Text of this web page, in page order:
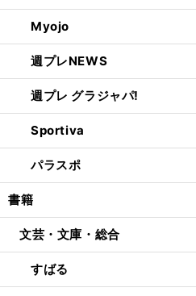
Myojo
週プレNEWS
週プレ グラジャパ!
Sportiva
パラスポ
書籍
文芸・文庫・総合
すばる